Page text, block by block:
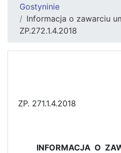
Gostyninie
Informacja o zawarciu
ZP.272.1.4.2018
ZP. 271.1.4.2018
INFORMACJA O